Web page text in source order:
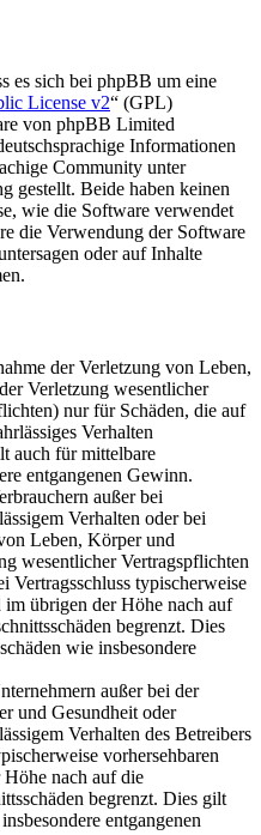
es sich bei phpBB um eine
License v2“ (GPL)
von phpBB Limited
Informationen
Community unter
gestellt. Beide haben keinen
wie die Software verwendet
die Verwendung der Software
oder auf Inhalte
der Verletzung von Leben,
Verletzung wesentlicher
nur für Schäden, die auf
Verhalten
auch für mittelbare
entgangenen Gewinn.
außer bei
Verhalten oder bei
Leben, Körper und
wesentlicher Vertragspflichten
typischerweise
im übrigen der Höhe nach auf
begrenzt. Dies
wie insbesondere
außer bei der
und Gesundheit oder
Verhalten des Betreibers
vorhersehbaren
nach auf die
begrenzt. Dies gilt
entgangenen